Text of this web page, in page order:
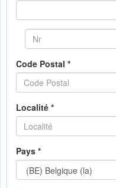
Code Postal *
Localité *
Pays *